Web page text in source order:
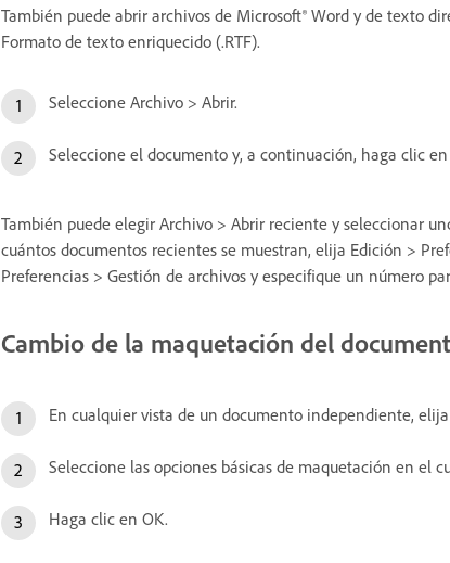
También puede abrir archivos de Microsoft® Word y de texto
Formato de texto enriquecido (.RTF).
Seleccione Archivo > Abrir.
Seleccione el documento y, a continuación, haga clic en
También puede elegir Archivo > Abrir reciente y seleccionar
cuántos documentos recientes se muestran, elija Edición >
Preferencias > Gestión de archivos y especifique un número
Cambio de la maquetación del
En cualquier vista de un documento independiente,
Seleccione las opciones básicas de maquetación en el
Haga clic en OK.